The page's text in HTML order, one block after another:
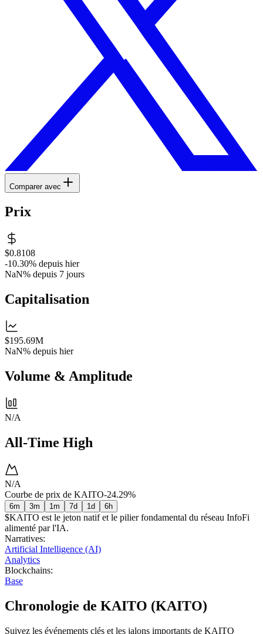
Comparer avec
Prix
$0.8108
-10.30% depuis hier
NaN% depuis 7 jours
Capitalisation
$195.69M
NaN% depuis hier
Volume & Amplitude
N/A
All-Time High
N/A
Courbe de prix de KAITO-24.29%
6m 3m 1m 7d 1d 6h
$KAITO est le jeton natif et le pilier fondamental du réseau InfoFi
alimenté par l'IA.
Narratives:
Artificial Intelligence (AI)
Analytics
Blockchains:
Base
Chronologie de KAITO (KAITO)
Suivez les événements clés et les jalons importants de KAITO